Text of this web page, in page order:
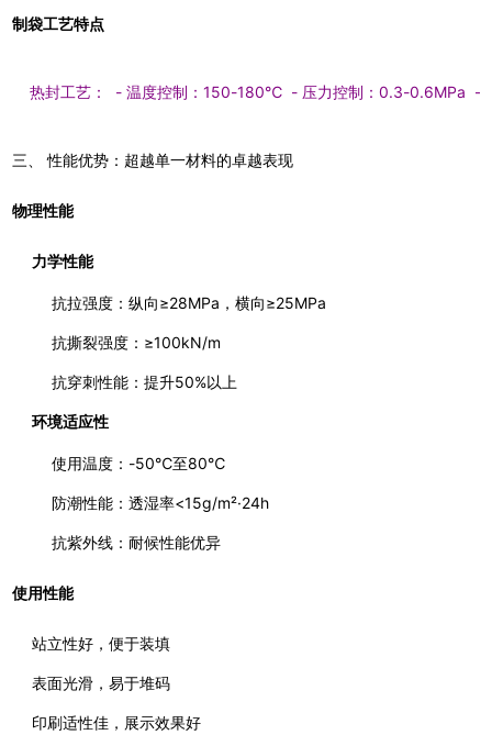
制袋工艺特点
热封工艺：  - 温度控制：150-180℃  - 压力控制：0.3-0.6MPa  -
三、 性能优势：超越单一材料的卓越表现
物理性能
力学性能
抗拉强度：纵向≥28MPa，横向≥25MPa
抗撕裂强度：≥100kN/m
抗穿刺性能：提升50%以上
环境适应性
使用温度：-50℃至80℃
防潮性能：透湿率<15g/m²·24h
抗紫外线：耐候性能优异
使用性能
站立性好，便于装填
表面光滑，易于堆码
印刷适性佳，展示效果好